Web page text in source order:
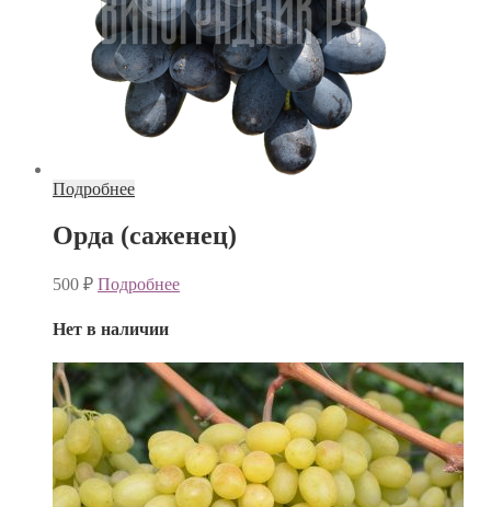
Подробнее
Орда (саженец)
500 ₽ Подробнее
Нет в наличии